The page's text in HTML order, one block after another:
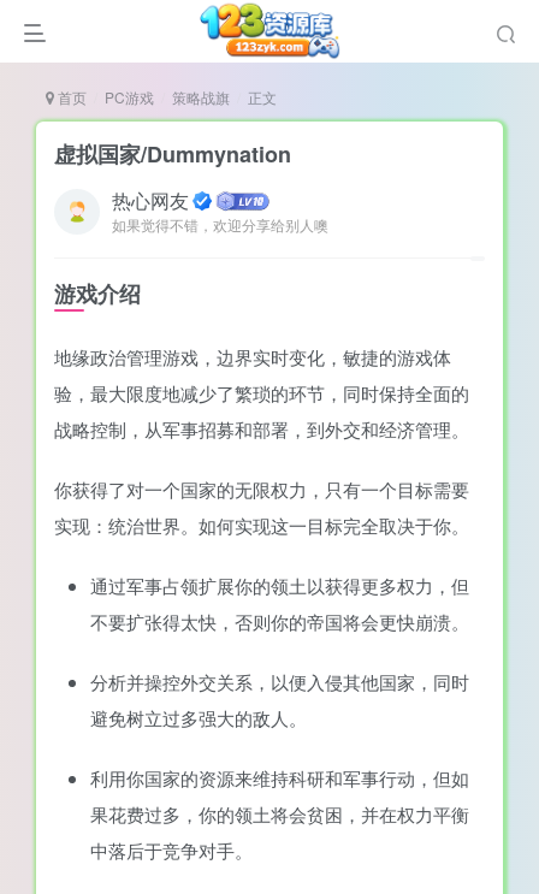
（摸鱼游戏）
首页 PC游戏 策略战旗 正文
虚拟国家/Dummynation
热心网友
如果觉得不错，欢迎分享给别人噢
游戏介绍
地缘政治管理游戏，边界实时变化，敏捷的游戏体
验，最大限度地减少了繁琐的环节，同时保持全面的
战略控制，从军事招募和部署，到外交和经济管理。
你获得了对一个国家的无限权力，只有一个目标需要
实现：统治世界。如何实现这一目标完全取决于你。
通过军事占领扩展你的领土以获得更多权力，但
不要扩张得太快，否则你的帝国将会更快崩溃。
分析并操控外交关系，以便入侵其他国家，同时
避免树立过多强大的敌人。
利用你国家的资源来维持科研和军事行动，但如
果花费过多，你的领土将会贫困，并在权力平衡
中落后于竞争对手。